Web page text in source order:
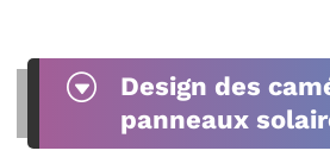
G
Design des
panneaux